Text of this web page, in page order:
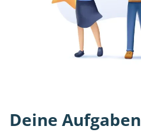
Deine Aufgaben